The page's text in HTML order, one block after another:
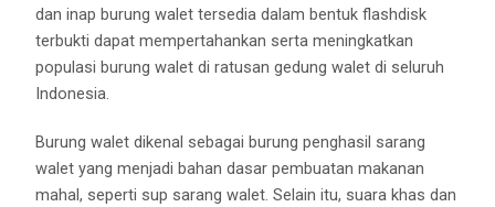
dan inap burung walet tersedia dalam bentuk flashdisk
terbukti dapat mempertahankan serta meningkatkan
populasi burung walet di ratusan gedung walet di seluruh
Indonesia.
Burung walet dikenal sebagai burung penghasil sarang
walet yang menjadi bahan dasar pembuatan makanan
mahal, seperti sup sarang walet. Selain itu, suara khas dan